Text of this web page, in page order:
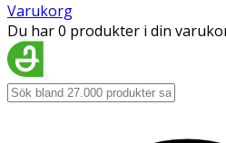
Varukorg
Du har 0 produkter i din